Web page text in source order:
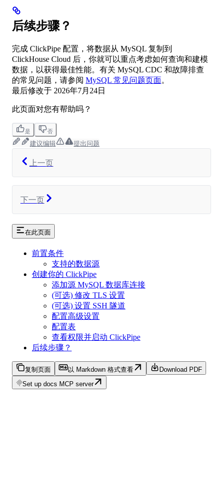
后续步骤？
完成 ClickPipe 配置，将数据从 MySQL 复制到
ClickHouse Cloud 后，你就可以重点考虑如何查询和建模
数据，以获得最佳性能。有关 MySQL CDC 和故障排查
的常见问题，请参阅 MySQL 常见问题页面。
最后修改于 2026年7月24日
此页面对您有帮助吗？
是 否
建议编辑 提出问题
上一页
下一页
在此页面
前置条件
支持的数据源
创建你的 ClickPipe
添加源 MySQL 数据库连接
(可选) 修改 TLS 设置
(可选) 设置 SSH 隧道
配置高级设置
配置表
查看权限并启动 ClickPipe
后续步骤？
复制页面 以 Markdown 格式查看
Download PDF
Set up docs MCP server